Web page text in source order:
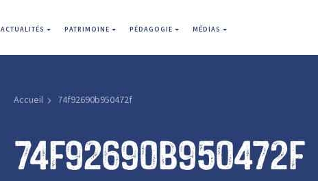
ACTUALITÉS PATRIMOINE PÉDAGOGIE MÉDIAS
Accueil 74f92690b950472f
74f92690b950472f